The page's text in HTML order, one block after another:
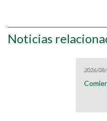
Noticias
2026/